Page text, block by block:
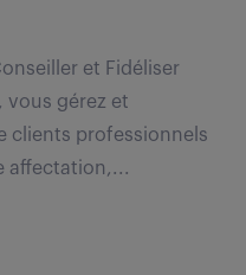
et Fidéliser
vous gérez et
clients professionnels
affectation,...